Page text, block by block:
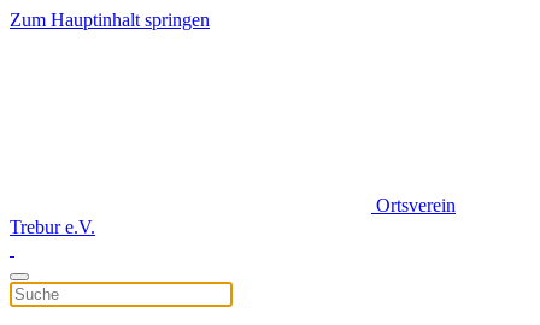
Zum Hauptinhalt springen
Ortsverein
Trebur e.V.